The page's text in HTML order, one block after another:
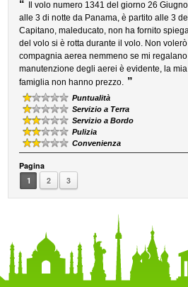
“
Il volo numero 1341 del giorno 26
alle 3 di notte da Panama, è partito alle 3
Capitano, maleducato, non ha fornito
del volo si è rotta durante il volo. Non
compagnia aerea nemmeno se mi
manutenzione degli aerei è evidente, la
famiglia non hanno prezzo. ”
Puntualità
Servizio a Terra
Servizio a Bordo
Pulizia
Convenienza
Pagina
1
2 3